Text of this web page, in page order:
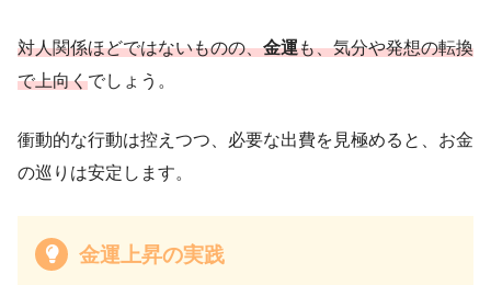
対人関係ほどではないものの、金運も、気分や発想の転換
で上向くでしょう。
衝動的な行動は控えつつ、必要な出費を見極めると、お金
の巡りは安定します。
金運上昇の実践